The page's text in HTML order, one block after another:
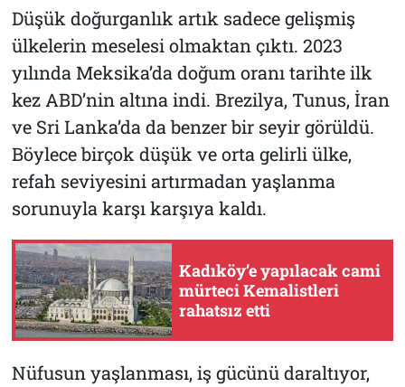
Düşük doğurganlık artık sadece gelişmiş
ülkelerin meselesi olmaktan çıktı. 2023
yılında Meksika’da doğum oranı tarihte ilk
kez ABD’nin altına indi. Brezilya, Tunus, İran
ve Sri Lanka’da da benzer bir seyir görüldü.
Böylece birçok düşük ve orta gelirli ülke,
refah seviyesini artırmadan yaşlanma
sorunuyla karşı karşıya kaldı.
Kadıköy’e yapılacak cami
mürteci Kemalistleri
rahatsız etti
Nüfusun yaşlanması, iş gücünü daraltıyor,